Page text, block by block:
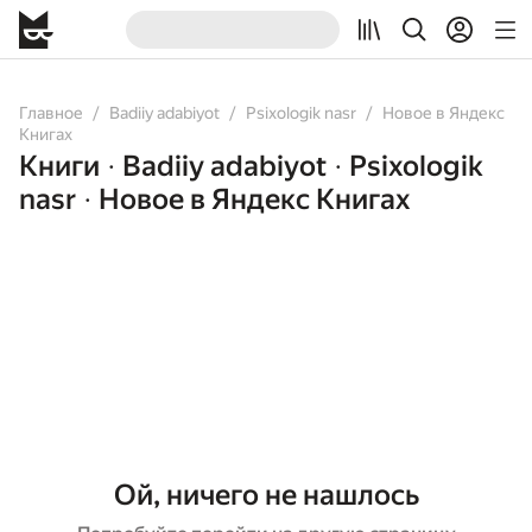
Главное Badiiy adabiyot Psixologik nasr
Новое в Яндекс
Книгах
Книги • Badiiy adabiyot •
Psixologik
nasr • Новое в Яндекс Книгах
Ой, ничего не нашлось